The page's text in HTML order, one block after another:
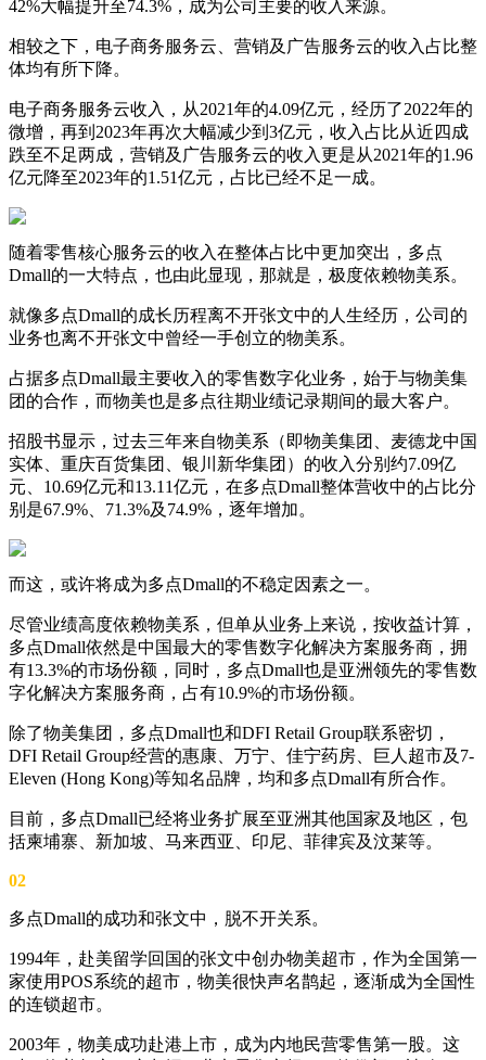
42%大幅提升至74.3%，成为公司主要的收入来源。
相较之下，电子商务服务云、营销及广告服务云的收入占比整
体均有所下降。
电子商务服务云收入，从2021年的4.09亿元，经历了2022年的
微增，再到2023年再次大幅减少到3亿元，收入占比从近四成
跌至不足两成，营销及广告服务云的收入更是从2021年的1.96
亿元降至2023年的1.51亿元，占比已经不足一成。
随着零售核心服务云的收入在整体占比中更加突出，多点
Dmall的一大特点，也由此显现，那就是，极度依赖物美系。
就像多点Dmall的成长历程离不开张文中的人生经历，公司的
业务也离不开张文中曾经一手创立的物美系。
占据多点Dmall最主要收入的零售数字化业务，始于与物美集
团的合作，而物美也是多点往期业绩记录期间的最大客户。
招股书显示，过去三年来自物美系（即物美集团、麦德龙中国
实体、重庆百货集团、银川新华集团）的收入分别约7.09亿
元、10.69亿元和13.11亿元，在多点Dmall整体营收中的占比分
别是67.9%、71.3%及74.9%，逐年增加。
而这，或许将成为多点Dmall的不稳定因素之一。
尽管业绩高度依赖物美系，但单从业务上来说，按收益计算，
多点Dmall依然是中国最大的零售数字化解决方案服务商，拥
有13.3%的市场份额，同时，多点Dmall也是亚洲领先的零售数
字化解决方案服务商，占有10.9%的市场份额。
除了物美集团，多点Dmall也和DFI Retail Group联系密切，
DFI Retail Group经营的惠康、万宁、佳宁药房、巨人超市及7-
Eleven (Hong Kong)等知名品牌，均和多点Dmall有所合作。
目前，多点Dmall已经将业务扩展至亚洲其他国家及地区，包
括柬埔寨、新加坡、马来西亚、印尼、菲律宾及汶莱等。
02
多点Dmall的成功和张文中，脱不开关系。
1994年，赴美留学回国的张文中创办物美超市，作为全国第一
家使用POS系统的超市，物美很快声名鹊起，逐渐成为全国性
的连锁超市。
2003年，物美成功赴港上市，成为内地民营零售第一股。这